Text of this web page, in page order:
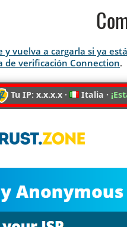
y vuelva a cargarla si ya
de verificación Connection.
Tu IP: x.x.x.x · Italia ·